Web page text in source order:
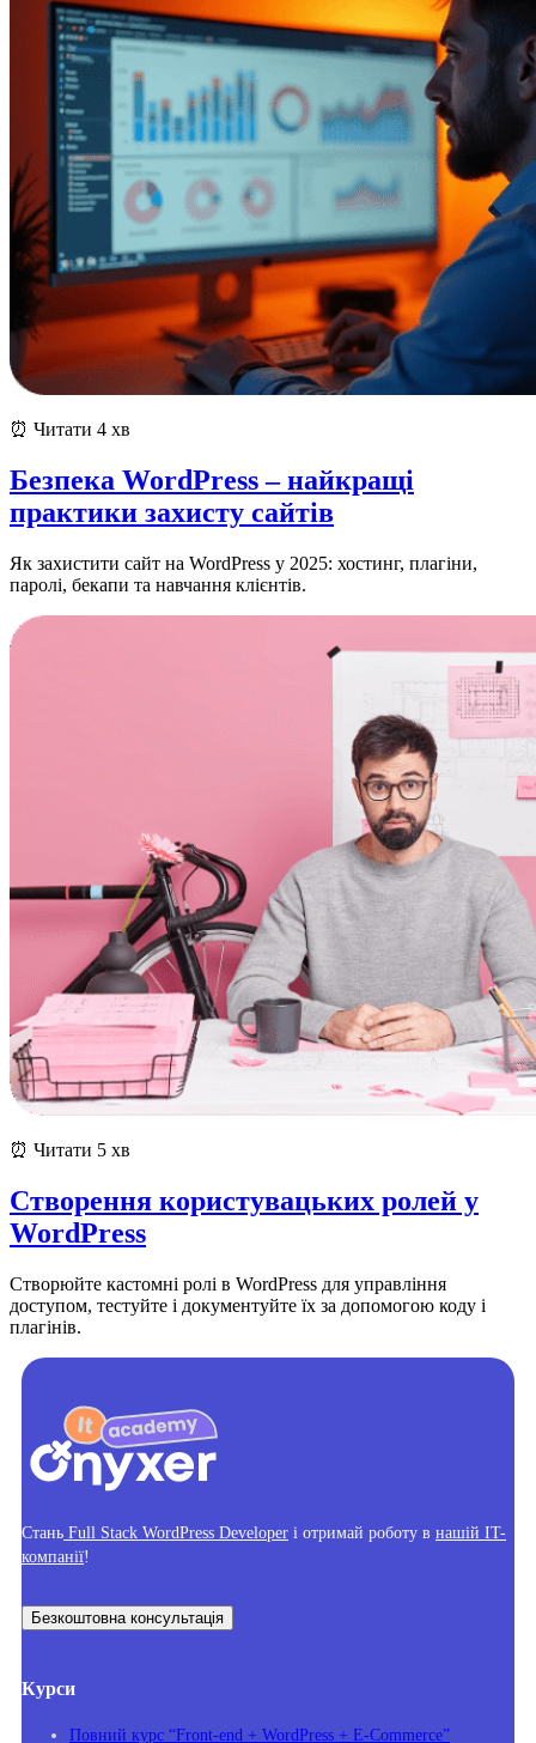
⏰ Читати 4 хв
Безпека WordPress – найкращі
практики захисту сайтів
Як захистити сайт на WordPress у 2025: хостинг, плагіни,
паролі, бекапи та навчання клієнтів.
⏰ Читати 5 хв
Створення користувацьких ролей у
WordPress
Створюйте кастомні ролі в WordPress для управління
доступом, тестуйте і документуйте їх за допомогою коду і
плагінів.
Стань Full Stack WordPress Developer і отримай роботу в нашій IT-
компанії!
Безкоштовна консультація
Курси
Повний курс “Front-end + WordPress + E-Commerce”